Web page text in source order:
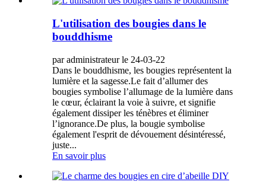
L'utilisation des bougies dans le
bouddhisme
par administrateur le 24-03-22
Dans le bouddhisme, les bougies représentent la
lumière et la sagesse.Le fait d’allumer des
bougies symbolise l’allumage de la lumière dans
le cœur, éclairant la voie à suivre, et signifie
également dissiper les ténèbres et éliminer
l’ignorance.De plus, la bougie symbolise
également l'esprit de dévouement désintéressé,
juste...
En savoir plus